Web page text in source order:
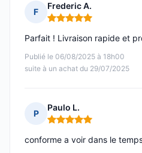
F
Frederic A.
Note : 5 sur 5
Publié le 06/08/2025 à 18h00
suite à un achat du 29/07/2025
Parfait ! Livraison rapide et
P
Paulo L.
Note : 5 sur 5
conforme a voir dans le